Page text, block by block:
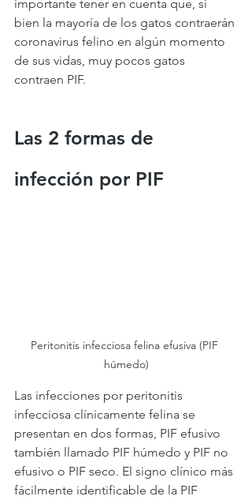
importante tener en cuenta que, si
bien la mayoría de los gatos contraerán
coronavirus felino en algún momento
de sus vidas, muy pocos gatos
contraen PIF.
Las 2 formas de
infección por PIF
Peritonitis infecciosa felina efusiva (PIF
húmedo)
Las infecciones por peritonitis
infecciosa clínicamente felina se
presentan en dos formas, PIF efusivo
también llamado PIF húmedo y PIF no
efusivo o PIF seco. El signo clínico más
fácilmente identificable de la PIF